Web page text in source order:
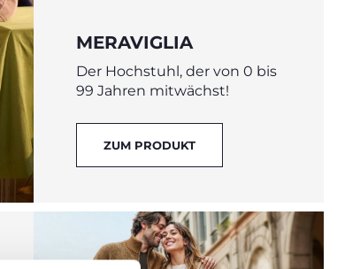
MERAVIGLIA
Der Hochstuhl, der von 0 bis
99 Jahren mitwächst!
ZUM PRODUKT